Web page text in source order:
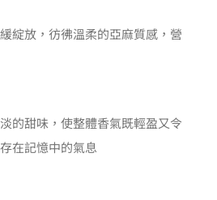
綻放，彷彿溫柔的亞麻質感，營
的甜味，使整體香氣既輕盈又令
在記憶中的氣息